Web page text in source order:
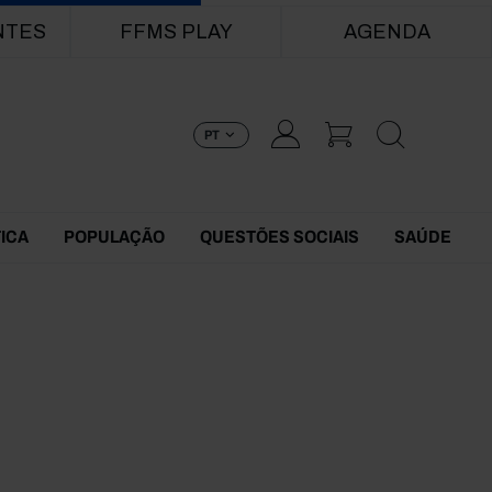
FFMS PLAY AGENDA
PT
POPULAÇÃO QUESTÕES SOCIAIS SAÚDE